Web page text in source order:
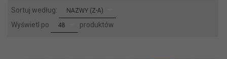
Sortuj według: sortNAZWY (Z-A)
Wyświetl po pop48 produktów